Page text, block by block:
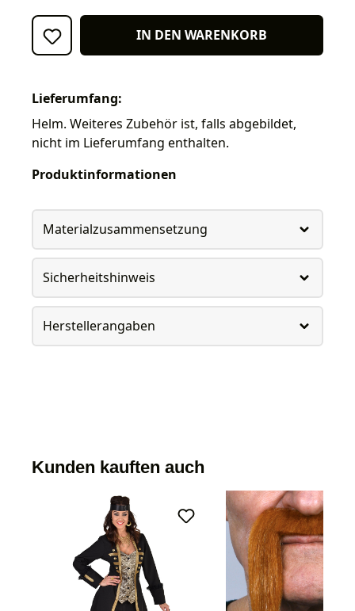
IN DEN WARENKORB
Lieferumfang:
Helm. Weiteres Zubehör ist, falls abgebildet,
nicht im Lieferumfang enthalten.
Produktinformationen
Materialzusammensetzung
Sicherheitshinweis
Herstellerangaben
Kunden kauften auch